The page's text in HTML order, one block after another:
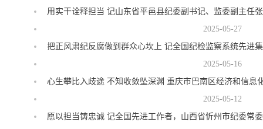
用实干诠释担当 记山东省平邑县纪委副书记、监委副主任
2025-05-27
把正风肃纪反腐做到群众心坎上 记全国纪检监察系统先进
2025-05-16
心生攀比入歧途 不知收敛坠深渊 重庆市巴南区经济和信息
2025-05-12
愿以担当铸忠诚 记全国先进工作者，山西省忻州市纪委常